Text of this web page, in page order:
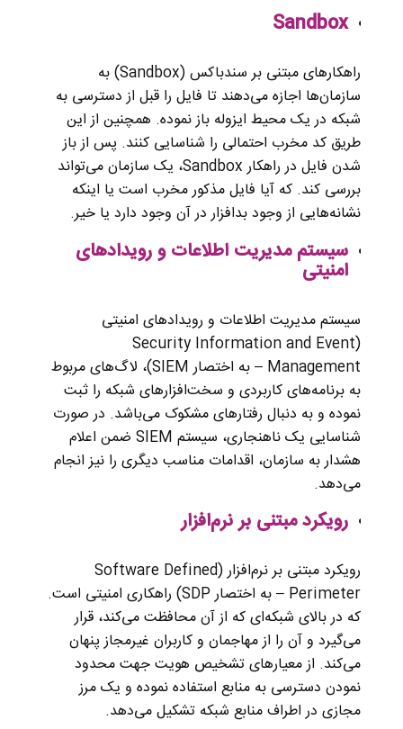
Sandbox
راهکارهای مبتنی بر سندباکس (Sandbox) به
سازمان‌ها اجازه می‌دهند تا فایل را قبل از دسترسی به
شبکه در یک محیط ایزوله باز نموده. همچنین از این
طریق کد مخرب احتمالی را شناسایی کنند. پس از باز
شدن فایل در راهکار Sandbox، یک سازمان می‌تواند
بررسی کند. که آیا فایل مذکور مخرب است یا اینکه
نشانه‌هایی از وجود بدافزار در آن وجود دارد یا خیر.
سیستم مدیریت اطلاعات و رویدادهای
امنیتی
سیستم مدیریت اطلاعات و رویدادهای امنیتی
(Security Information and Event
Management – به اختصار SIEM)، لاگ‌های مربوط
به برنامه‌های کاربردی و سخت‌افزارهای شبکه را ثبت
نموده و به دنبال رفتارهای مشکوک می‌باشد. در صورت
شناسایی یک ناهنجاری، سیستم SIEM ضمن اعلام
هشدار به سازمان، اقدامات مناسب دیگری را نیز انجام
می‌دهد.
رویکرد مبتنی بر نرم‌افزار
رویکرد مبتنی بر نرم‌افزار (Software Defined
Perimeter – به اختصار SDP) راهکاری امنیتی است.
که در بالای شبکه‌ای که از آن محافظت می‌کند، قرار
می‌گیرد و آن را از مهاجمان و کاربران غیرمجاز پنهان
می‌کند. از معیارهای تشخیص هویت جهت محدود
نمودن دسترسی به منابع استفاده نموده و یک مرز
مجازی در اطراف منابع شبکه تشکیل می‌دهد.